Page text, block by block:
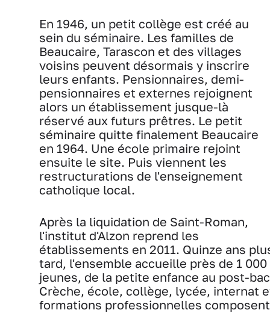
En 1946, un petit collège est créé au
sein du séminaire. Les familles de
Beaucaire, Tarascon et des villages
voisins peuvent désormais y inscrire
leurs enfants. Pensionnaires, demi-
pensionnaires et externes rejoignent
alors un établissement jusque-là
réservé aux futurs prêtres. Le petit
séminaire quitte finalement Beaucaire
en 1964. Une école primaire rejoint
ensuite le site. Puis viennent les
restructurations de l'enseignement
catholique local.
Après la liquidation de Saint-Roman,
l'institut d'Alzon reprend les
établissements en 2011. Quinze ans
tard, l'ensemble accueille près de 1 000
jeunes, de la petite enfance au post-
Crèche, école, collège, lycée, internat
formations professionnelles composent